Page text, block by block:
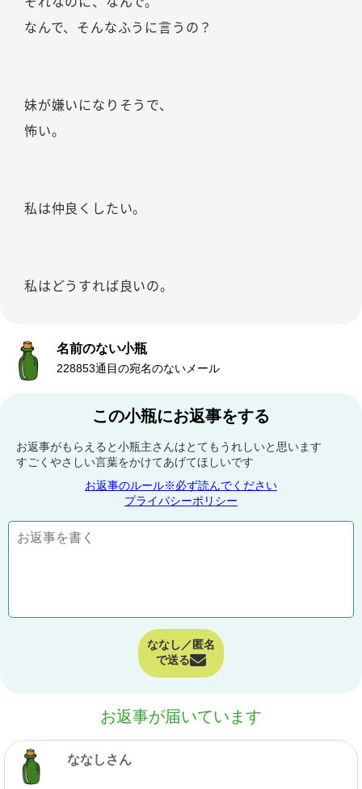
なんで、そんなふうに言うの？
妹が嫌いになりそうで、
怖い。
私は仲良くしたい。
私はどうすれば良いの。
名前のない小瓶
228853通目の宛名のないメール
この小瓶にお返事をする
お返事がもらえると小瓶主さんはとてもうれしいと思います
すごくやさしい言葉をかけてあげてほしいです
お返事のルール※必ず読んでください
プライバシーポリシー
ななし／匿名
で送る
お返事が届いています
ななしさん